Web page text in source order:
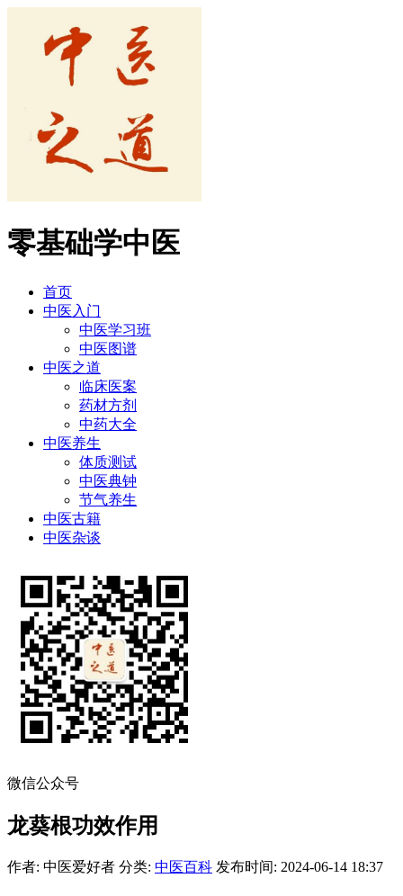
零基础学中医
首页
中医入门
中医学习班
中医图谱
中医之道
临床医案
药材方剂
中药大全
中医养生
体质测试
中医典钟
节气养生
中医古籍
中医杂谈
微信公众号
龙葵根功效作用
作者: 中医爱好者 分类: 中医百科 发布时间: 2024-06-14 18:37